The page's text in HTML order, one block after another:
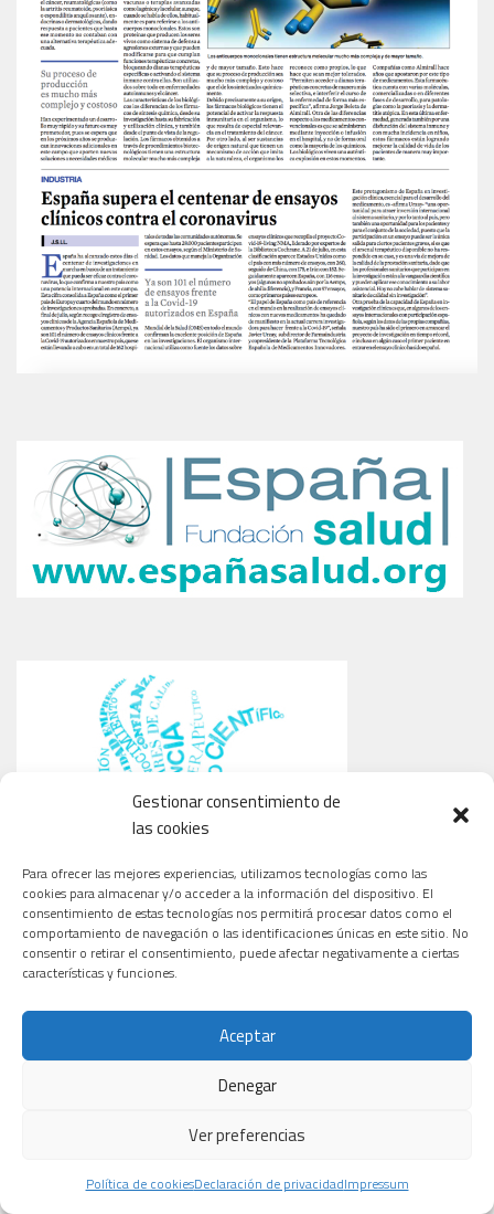
Gestionar consentimiento de
las cookies
Para ofrecer las mejores experiencias, utilizamos tecnologías como las
cookies para almacenar y/o acceder a la información del dispositivo. El
consentimiento de estas tecnologías nos permitirá procesar datos como el
comportamiento de navegación o las identificaciones únicas en este sitio. No
consentir o retirar el consentimiento, puede afectar negativamente a ciertas
características y funciones.
Aceptar
Denegar
Ver preferencias
Política de cookiesDeclaración de privacidadImpressum